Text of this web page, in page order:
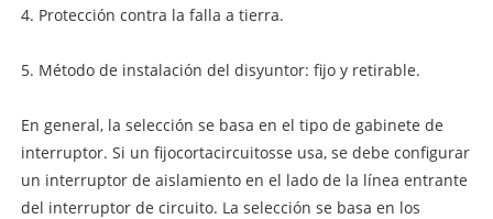
4. Protección contra la falla a tierra.
5. Método de instalación del disyuntor: fijo y retirable.
En general, la selección se basa en el tipo de gabinete de
interruptor. Si un fijocortacircuitosse usa, se debe configurar
un interruptor de aislamiento en el lado de la línea entrante
del interruptor de circuito. La selección se basa en los